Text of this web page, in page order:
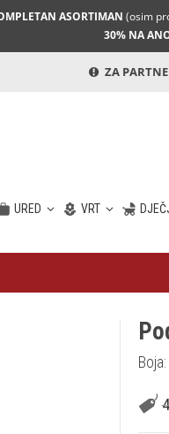
ASORTIMAN (osim
30% NA
ZA
URED VRT